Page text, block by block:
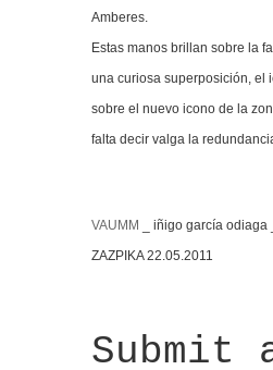
Amberes.
Estas manos brillan sobre la
una curiosa superposición, el
sobre el nuevo icono de la
falta decir valga la
VAUMM _ iñigo garcía odiaga
ZAZPIKA 22.05.2011
Submit